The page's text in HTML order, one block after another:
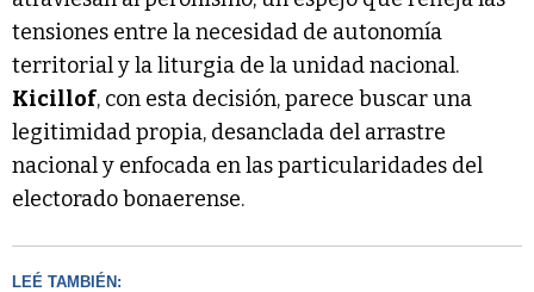
tensiones entre la necesidad de autonomía
territorial y la liturgia de la unidad nacional.
Kicillof, con esta decisión, parece buscar una
legitimidad propia, desanclada del arrastre
nacional y enfocada en las particularidades del
electorado bonaerense.
LEÉ TAMBIÉN: